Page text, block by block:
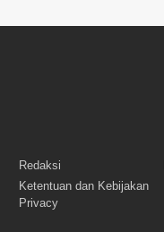
Redaksi
Ketentuan dan Kebijakan
Privacy